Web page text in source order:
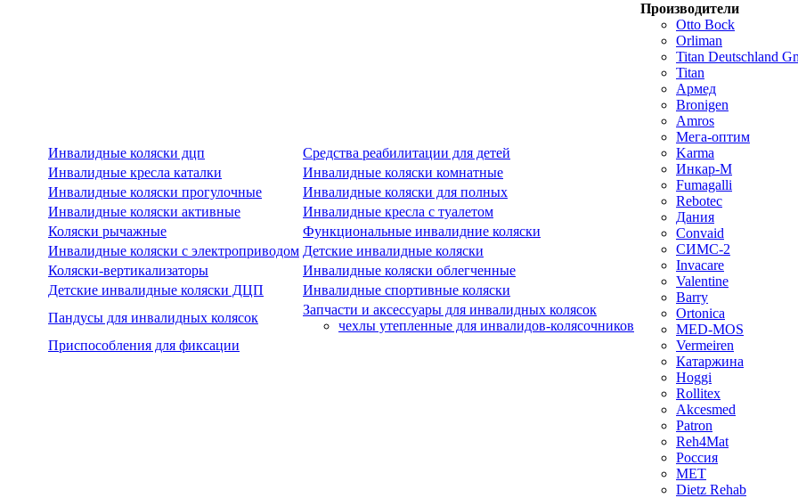
Инвалидные коляски дцп
Средства реабилитации для детей
Инвалидные кресла каталки
Инвалидные коляски комнатные
Инвалидные коляски прогулочные
Инвалидные коляски для полных
Инвалидные коляски активные
Инвалидные кресла с туалетом
Коляски рычажные
Функциональные инвалидние коляски
Инвалидные коляски с электроприводом Детские инвалидные коляски
Коляски-вертикализаторы
Инвалидные коляски облегченные
Детские инвалидные коляски ДЦП
Инвалидные спортивные коляски
Пандусы для инвалидных колясок
Запчасти и аксессуары для инвалидных колясок
чехлы утепленные для инвалидов-колясочников
Приспособления для фиксации
Производители
Otto Bock
Orliman
Titan Deutschland
Titan
Армед
Bronigen
Amros
Мега-оптим
Karma
Инкар-М
Fumagalli
Rebotec
Дания
Convaid
СИМС-2
Invacare
Valentine
Barry
Ortonica
MED-MOS
Vermeiren
Катаржина
Hoggi
Rollitex
Akcesmed
Patron
Reh4Mat
Россия
МЕТ
Dietz Rehab